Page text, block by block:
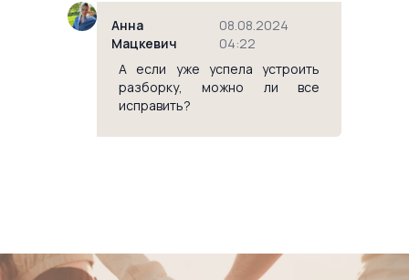
Анна
Мацкевич
08.08.2024
04:22
А если уже успела устроить
разборку, можно ли все
исправить?